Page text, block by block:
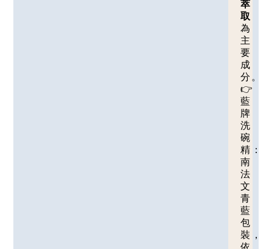
萃
取
為
主
要
成
分。
👉
藍
牌
洗
碗
精：
南
法
文
青
藍
包
裝，
依